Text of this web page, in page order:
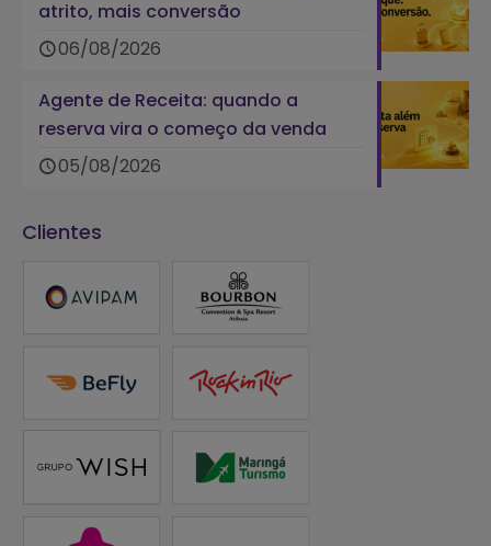
atrito, mais conversão
06/08/2026
Agente de Receita: quando a
reserva vira o começo da venda
05/08/2026
Clientes